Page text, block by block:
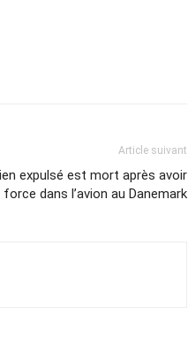
Article suivant
expulsé est mort après avoir
dans l’avion au Danemark